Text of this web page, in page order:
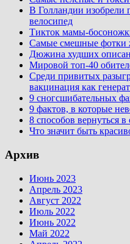
В Голландии изобрели
велосипед
Тикток мамы-
Самые смешные фотки
Дюжина худших
Мировой топ-40
Среди привитых
вакцинация как
9 сногсшибательных
9 фактов, в которые
8 способов вернуться в
Что значит быть
Архив
Июнь 2023
Апрель 2023
Август 2022
Июль 2022
Июнь 2022
Май 2022